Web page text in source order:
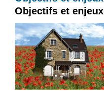
Objectifs et enjeux